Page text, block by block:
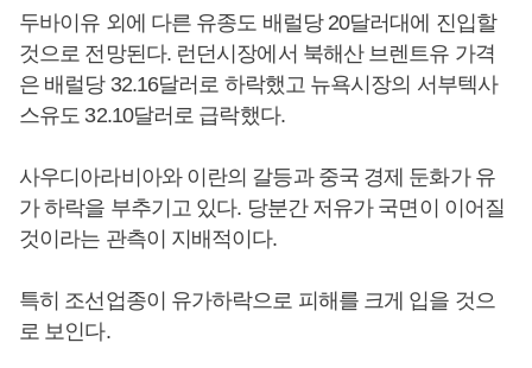
두바이유 외에 다른 유종도 배럴당 20달러대에 진입할
것으로 전망된다. 런던시장에서 북해산 브렌트유 가격
은 배럴당 32.16달러로 하락했고 뉴욕시장의 서부텍사
스유도 32.10달러로 급락했다.
사우디아라비아와 이란의 갈등과 중국 경제 둔화가 유
가 하락을 부추기고 있다. 당분간 저유가 국면이 이어질
것이라는 관측이 지배적이다.
특히 조선업종이 유가하락으로 피해를 크게 입을 것으
로 보인다.